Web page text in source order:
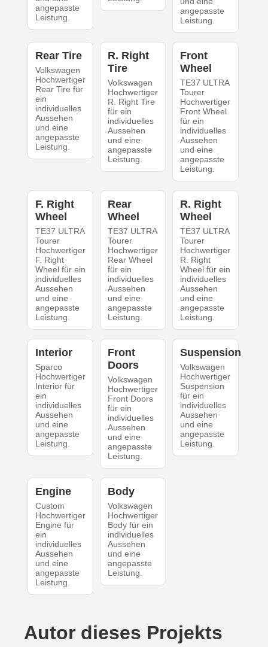
angepasste
Leistung.
angepasste
Leistung.
Rear Tire
Volkswagen
Hochwertiger
Rear Tire für
ein
individuelles
Aussehen
und eine
angepasste
Leistung.
R. Right
Tire
Volkswagen
Hochwertiger
R. Right Tire
für ein
individuelles
Aussehen
und eine
angepasste
Leistung.
Front
Wheel
TE37 ULTRA
Tourer
Hochwertiger
Front Wheel
für ein
individuelles
Aussehen
und eine
angepasste
Leistung.
F. Right
Wheel
TE37 ULTRA
Tourer
Hochwertiger
F. Right
Wheel für ein
individuelles
Aussehen
und eine
angepasste
Leistung.
Rear
Wheel
TE37 ULTRA
Tourer
Hochwertiger
Rear Wheel
für ein
individuelles
Aussehen
und eine
angepasste
Leistung.
R. Right
Wheel
TE37 ULTRA
Tourer
Hochwertiger
R. Right
Wheel für ein
individuelles
Aussehen
und eine
angepasste
Leistung.
Interior
Sparco
Hochwertiger
Interior für
ein
individuelles
Aussehen
und eine
angepasste
Leistung.
Front
Doors
Volkswagen
Hochwertiger
Front Doors
für ein
individuelles
Aussehen
und eine
angepasste
Leistung.
Suspension
Volkswagen
Hochwertiger
Suspension
für ein
individuelles
Aussehen
und eine
angepasste
Leistung.
Engine
Custom
Hochwertiger
Engine für
ein
individuelles
Aussehen
und eine
angepasste
Leistung.
Body
Volkswagen
Hochwertiger
Body für ein
individuelles
Aussehen
und eine
angepasste
Leistung.
Autor dieses Projekts